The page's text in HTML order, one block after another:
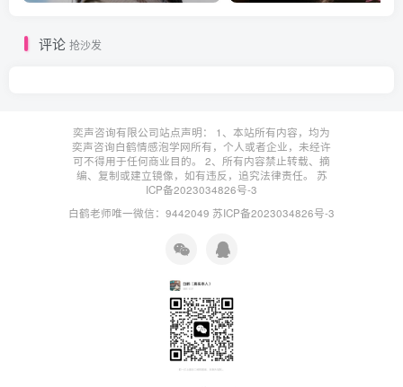
评论 抢沙发
奕声咨询有限公司站点声明： 1、本站所有内容，均为
奕声咨询白鹤情感泡学网所有，个人或者企业，未经许
可不得用于任何商业目的。 2、所有内容禁止转载、摘
编、复制或建立镜像，如有违反，追究法律责任。 苏
ICP备2023034826号-3
白鹤老师唯一微信：9442049 苏ICP备2023034826号-3